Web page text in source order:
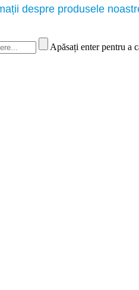
despre produsele
Apăsați enter pentru a